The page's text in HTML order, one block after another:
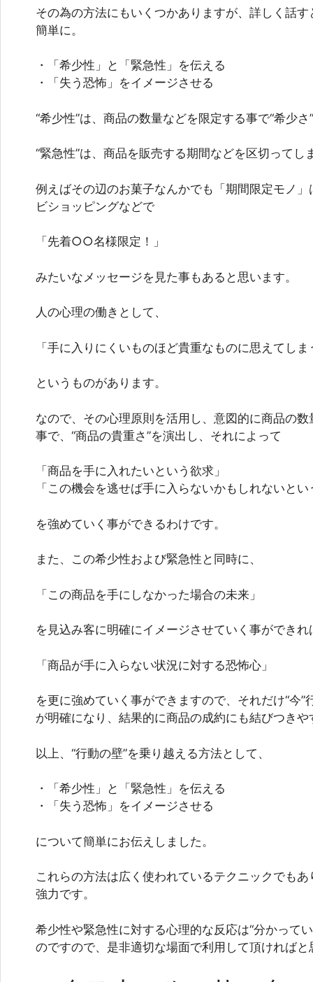
その為の方法にもいくつかありますが、詳しく話
簡単に。
・「希少性」と「緊急性」を伝える
・「失う恐怖」をイメージさせる
“希少性”は、商品の数量などを限定する事で“希少さ
“緊急性”は、商品を販売する期間などを区切ってし
例えばその辺のお菓子なんかでも「期間限定モノ
ビショッピングなどで
「先着○○名様限定！」
みたいなメッセージを見た事もあると思います。
人の心理の働きとして、
「手に入りにくいものほど貴重なものに思えてしま
というものがあります。
なので、その心理原則を活用し、意図的に商品の
事で、“商品の貴重さ”を演出し、それによって
「商品を手に入れたいという欲求」
「この機会を逃せば手に入らないかもしれないと
を強めていく事ができるわけです。
また、この希少性および緊急性と同時に、
「この商品を手にしなかった場合の未来」
を見込み客に明確にイメージさせていく事ができれ
「商品が手に入らない状況に対する恐怖心」
を更に強めていく事ができますので、それだけ“今
が明確になり、結果的に商品の成約にも結びつき
以上、“行動の壁”を乗り越える方法として、
・「希少性」と「緊急性」を伝える
・「失う恐怖」をイメージさせる
について簡単にお伝えしました。
これらの方法は広く使われているテクニックでも
強力です。
希少性や緊急性に対する心理的な反応は“分かって
のですので、是非適切な場面で利用して頂ければと